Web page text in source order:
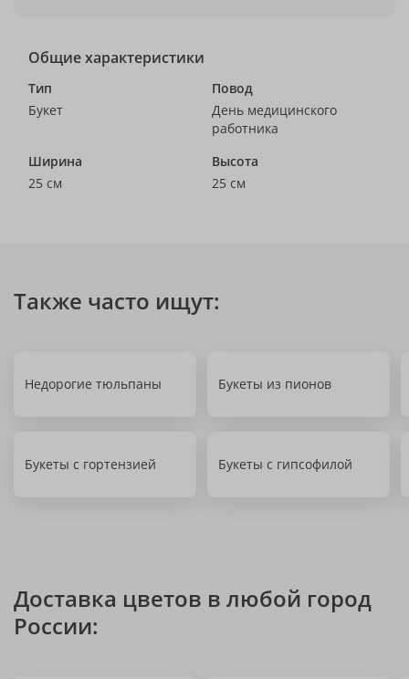
Общие характеристики
Тип
Букет
Повод
День медицинского
работника
Ширина
25 см
Высота
25 см
Также часто ищут:
Недорогие тюльпаны Букеты из пионов
Букеты с гортензией Букеты с гипсофилой
Доставка цветов в любой город
России: